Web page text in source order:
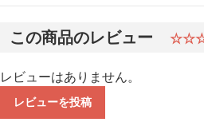
この商品のレビュー
レビューはありません。
レビューを投稿